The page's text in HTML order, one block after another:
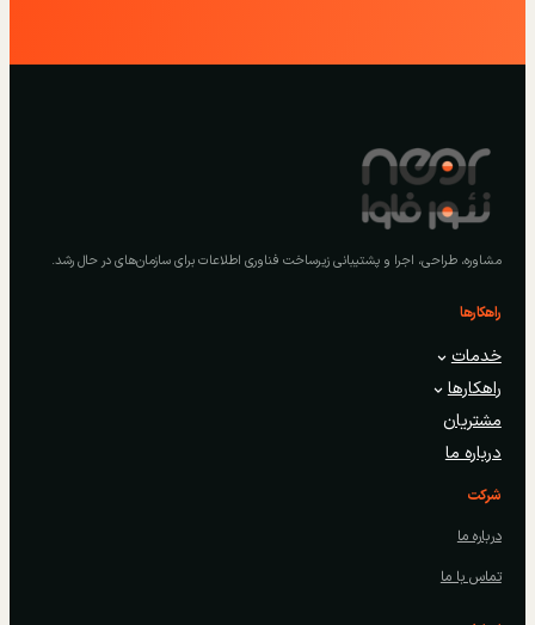
مشاوره، طراحی، اجرا و پشتیبانی زیرساخت فناوری اطلاعات برای سازمان‌های در حال رشد.
راهکارها
خدمات
راهکارها
مشتریان
درباره ما
شرکت
درباره ما
تماس با ما